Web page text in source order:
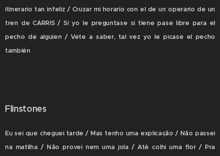
itinerario tan infeliz / Cruzar mi horario con el de un operario de un
tren de CARRIS / Si yo le preguntase si tiene pase libre para el
pecho de alguien / Vete a saber, tal vez yo le picase el pecho
también
Flinstones
Eu sei que cheguei tarde / Mas tenho uma explicação / Não passei
na matilha / Não provei nem uma jola / Até colhi uma flor / Pra